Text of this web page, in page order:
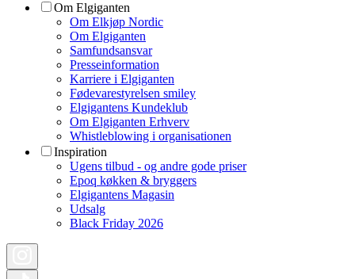
Om Elgiganten
Om Elkjøp Nordic
Om Elgiganten
Samfundsansvar
Presseinformation
Karriere i Elgiganten
Fødevarestyrelsen smiley
Elgigantens Kundeklub
Om Elgiganten Erhverv
Whistleblowing i organisationen
Inspiration
Ugens tilbud - og andre gode priser
Epoq køkken & bryggers
Elgigantens Magasin
Udsalg
Black Friday 2026